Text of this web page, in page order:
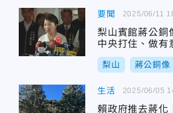
要聞
梨山賓館蔣公
中央打住、做有
梨山 蔣公銅像
2025/06/11
生活
賴政府推去蔣化
2025/06/05